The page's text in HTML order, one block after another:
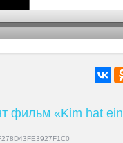
фильм «Kim hat